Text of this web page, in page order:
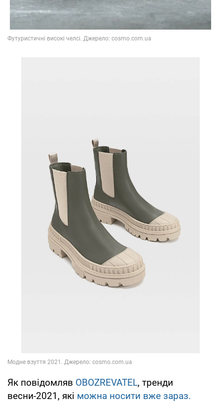
Як повідомляв OBOZREVATEL, тренди
весни-2021, які можна носити вже зараз.